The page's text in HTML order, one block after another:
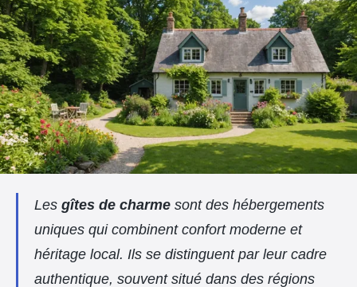
Les gîtes de charme sont des hébergements
uniques qui combinent confort moderne et
héritage local. Ils se distinguent par leur cadre
authentique, souvent situé dans des régions